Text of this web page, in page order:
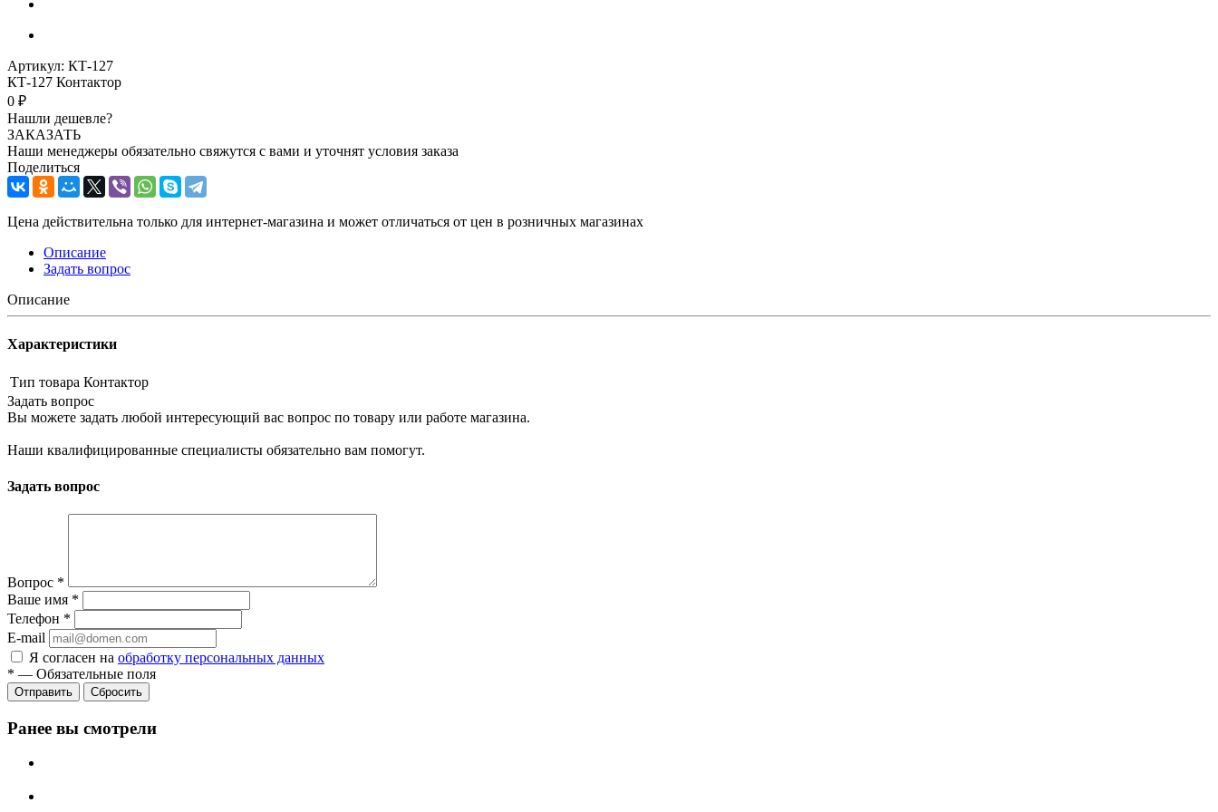
Артикул: КТ-127
КТ-127 Контактор
0 ₽
Нашли дешевле?
ЗАКАЗАТЬ
Наши менеджеры обязательно свяжутся с вами и уточнят условия заказа
Поделиться
Цена действительна только для интернет-магазина и может отличаться от цен в розничных магазинах
Описание
Задать вопрос
Описание
Характеристики
Тип товара Контактор
Задать вопрос
Вы можете задать любой интересующий вас вопрос по товару или работе магазина.
Наши квалифицированные специалисты обязательно вам помогут.
Задать вопрос
Вопрос *
Ваше имя *
Телефон *
E-mail
Я согласен на обработку персональных данных
* — Обязательные поля
Сбросить
Ранее вы смотрели